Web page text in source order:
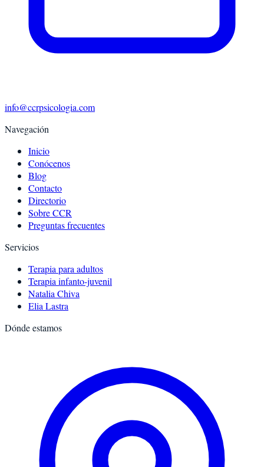
info@ccrpsicologia.com
Navegación
Inicio
Conócenos
Blog
Contacto
Directorio
Sobre CCR
Preguntas frecuentes
Servicios
Terapia para adultos
Terapia infanto-juvenil
Natalia Chiva
Elia Lastra
Dónde estamos